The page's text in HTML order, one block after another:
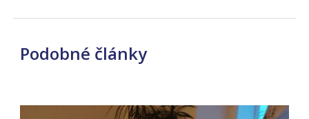
Podobné články